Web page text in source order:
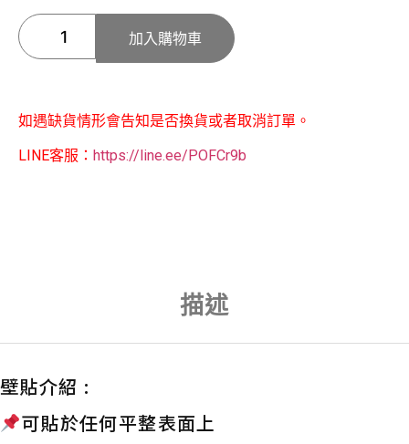
加入購物車
如遇缺貨情形會告知是否換貨或者取消訂單。
LINE客服： https://line.ee/POFCr9b
描述
壁貼介紹 :
可貼於任何平整表面上